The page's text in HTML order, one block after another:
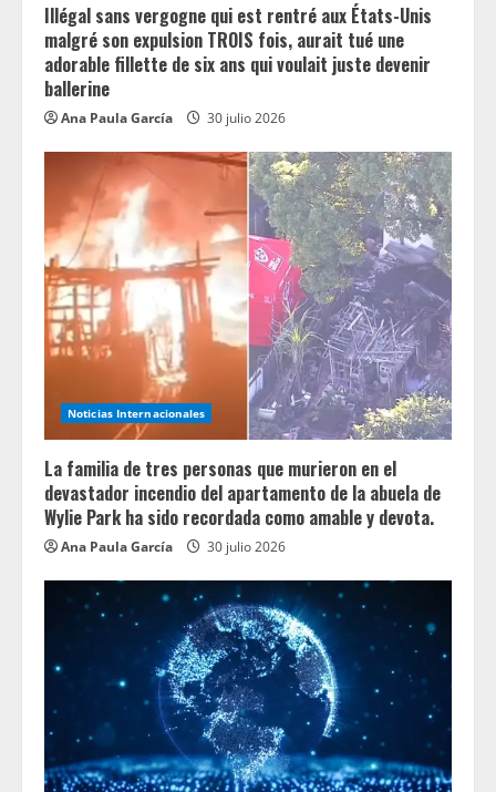
Illégal sans vergogne qui est rentré aux États-Unis
malgré son expulsion TROIS fois, aurait tué une
adorable fillette de six ans qui voulait juste devenir
ballerine
Ana Paula García 30 julio 2026
Noticias Internacionales
La familia de tres personas que murieron en el
devastador incendio del apartamento de la abuela de
Wylie Park ha sido recordada como amable y devota.
Ana Paula García 30 julio 2026